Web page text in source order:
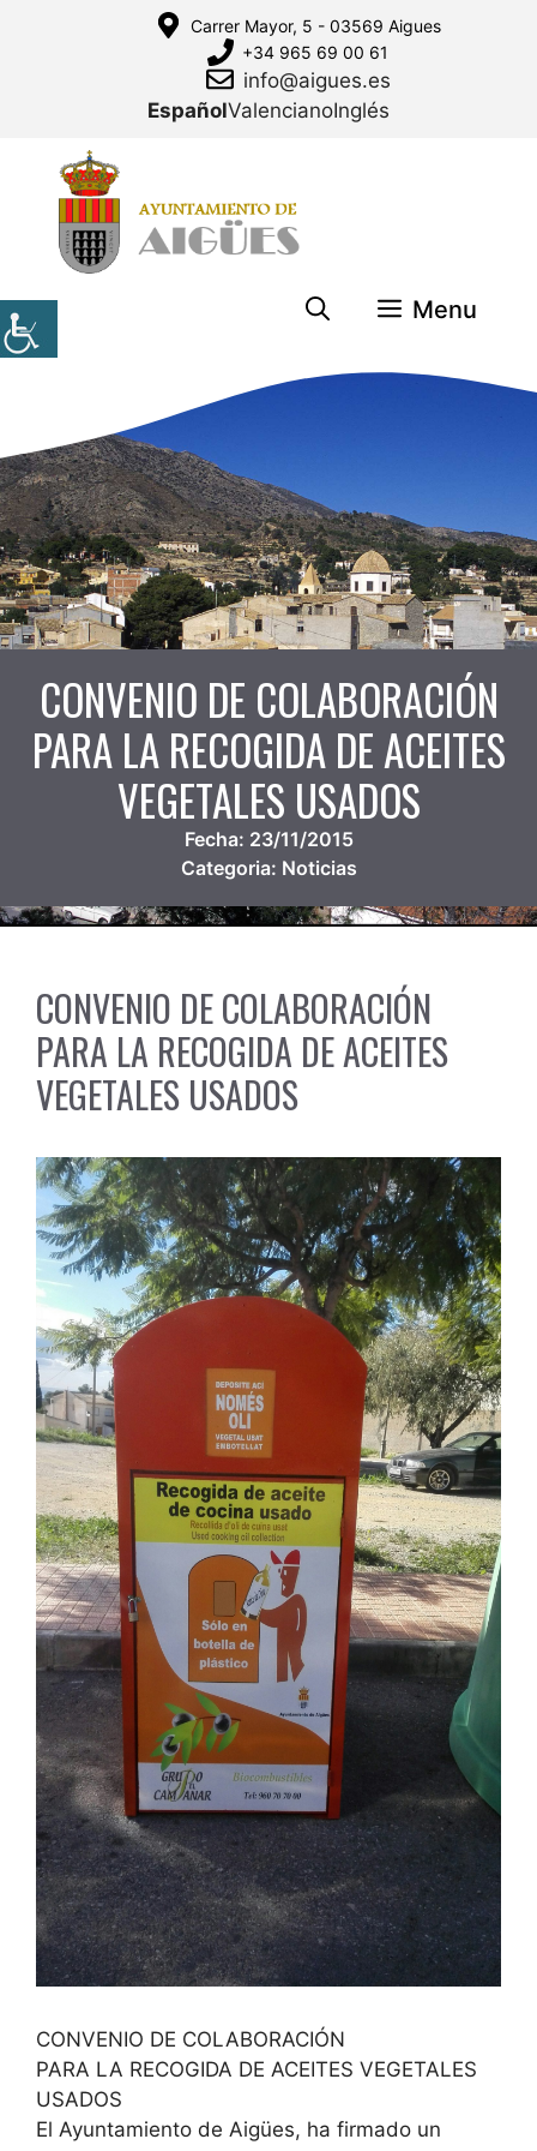
Carrer Mayor, 5 - 03569 Aigues
+34 965 69 00 61
info@aigues.es
EspañolValencianoInglés
Menu
CONVENIO DE COLABORACIÓN
PARA LA RECOGIDA DE ACEITES
VEGETALES USADOS
Fecha: 23/11/2015
Categoria: Noticias
CONVENIO DE COLABORACIÓN
PARA LA RECOGIDA DE ACEITES
VEGETALES USADOS
CONVENIO DE COLABORACIÓN
PARA LA RECOGIDA DE ACEITES VEGETALES
USADOS
El Ayuntamiento de Aigües, ha firmado un